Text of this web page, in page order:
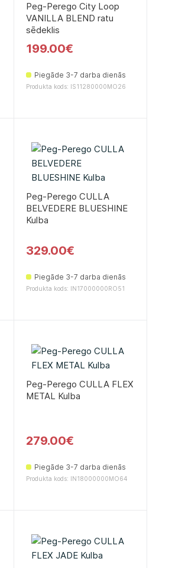
Peg-Perego City Loop
VANILLA BLEND ratu
sēdeklis
199.00€
Piegāde 3-7 darba dienās
Produkta kods: IS11280000MO26
Peg-Perego CULLA
BELVEDERE BLUESHINE
Kulbа
329.00€
Piegāde 3-7 darba dienās
Produkta kods: IN17000000RO51
Peg-Perego CULLA FLEX
METAL Kulbа
279.00€
Piegāde 3-7 darba dienās
Produkta kods: IN18000000MO64